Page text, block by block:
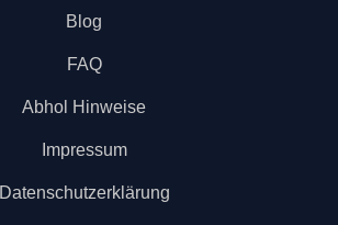
Blog
FAQ
Abhol Hinweise
Impressum
Datenschutzerklärung